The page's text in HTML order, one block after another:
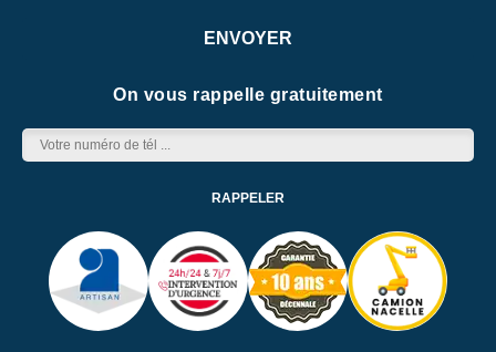
On vous rappelle gratuitement